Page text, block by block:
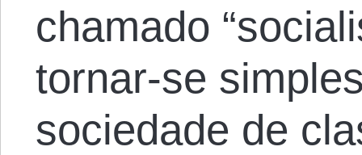
chamado
tornar-se
sociedade de